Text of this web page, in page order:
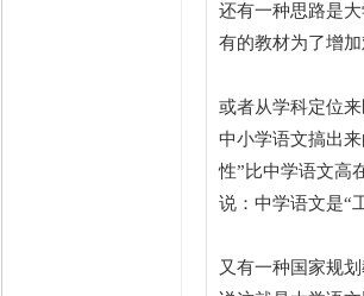
还有一种思路是
有的教材为了增
或者从学科定位
中小学语文搞出
性”比中学语文高
说：中学语文是“
又有一种国家规